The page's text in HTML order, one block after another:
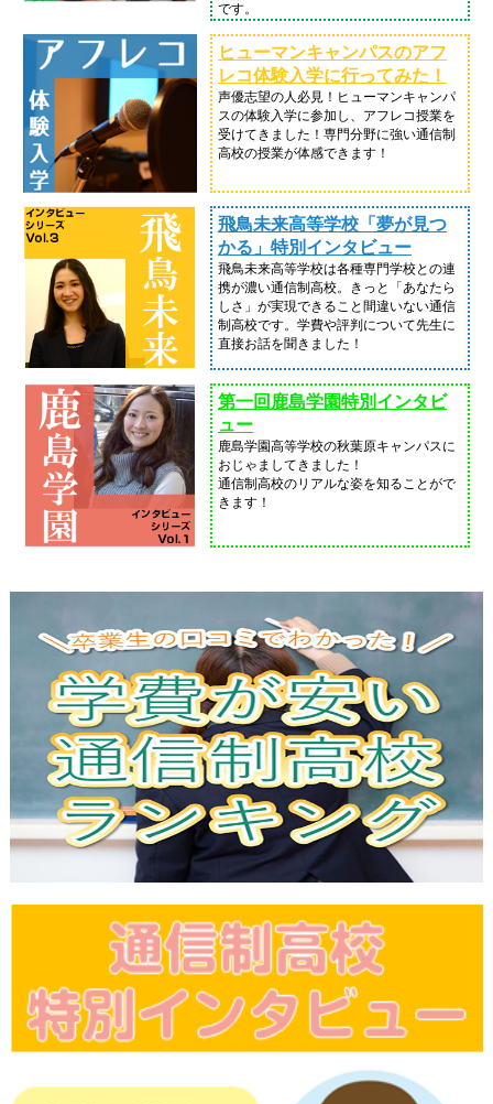
です。
ヒューマンキャンパスのアフ
レコ体験入学に行ってみた！
声優志望の人必見！ヒューマンキャンパ
スの体験入学に参加し、アフレコ授業を
受けてきました！専門分野に強い通信制
高校の授業が体感できます！
飛鳥未来高等学校「夢が見つ
かる」特別インタビュー
飛鳥未来高等学校は各種専門学校との連
携が濃い通信制高校。きっと「あなたら
しさ」が実現できること間違いない通信
制高校です。学費や評判について先生に
直接お話を聞きました！
第一回鹿島学園特別インタビ
ュー
鹿島学園高等学校の秋葉原キャンパスに
おじゃましてきました！
通信制高校のリアルな姿を知ることがで
きます！